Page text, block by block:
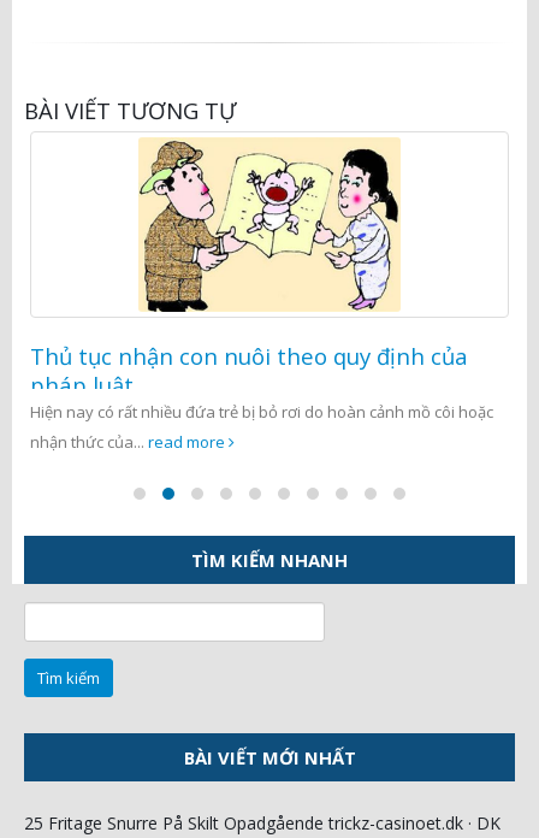
BÀI VIẾT TƯƠNG TỰ
Thủ tục nhận con nuôi theo quy định của
pháp luật
Hiện nay có rất nhiều đứa trẻ bị bỏ rơi do hoàn cảnh mồ côi hoặc
nhận thức của... read more
TÌM KIẾM NHANH
kiếm
cho:
BÀI VIẾT MỚI NHẤT
25 Fritage Snurre På Skilt Opadgående trickz-casinoet.dk · DK